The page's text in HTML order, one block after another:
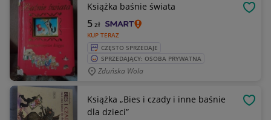
Książka baśnie świata
KUP TERAZ
5zł
CZĘSTO SPRZEDAJE
SPRZEDAJĄCY: OSOBA PRYWATNA
Zduńska Wola
Książka „Bies i czady i inne baśnie
dla dzieci”